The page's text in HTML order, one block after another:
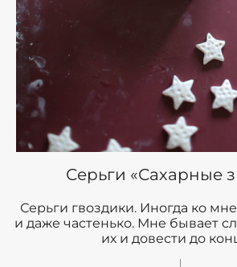
Серьги «Сахарные
Серьги гвоздики. Иногда ко
и даже частенько. Мне бывает
их и довести до